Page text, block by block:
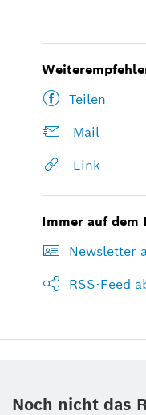
Teilen
Mail
Link
Immer auf dem
Newsletter
RSS-Feed
Noch nicht das